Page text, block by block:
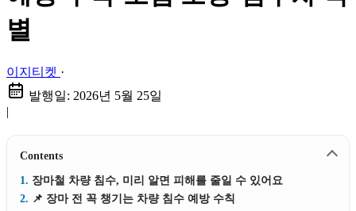
별
이지티켓 ·
발행일: 2026년 5월 25일
|
Contents
장마철 차량 침수, 미리 알면 피해를 줄일 수 있어요
📌 장마 전 꼭 챙기는 차량 침수 예방 수칙